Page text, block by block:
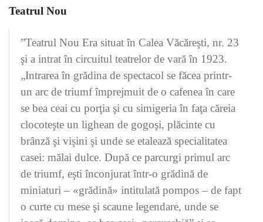
Teatrul Nou
”Teatrul Nou Era situat în Calea Văcăreşti, nr. 23
şi a intrat în circuitul teatrelor de vară în 1923.
„Intrarea în grădina de spectacol se făcea printr-
un arc de triumf împrejmuit de o cafenea în care
se bea ceai cu porţia şi cu simigeria în faţa căreia
clocoteşte un lighean de gogoşi, plăcinte cu
brânză şi vişini şi unde se etalează specialitatea
casei: mălai dulce. După ce parcurgi primul arc
de triumf, eşti înconjurat într-o grădină de
miniaturi – «grădină» intitulată pompos – de fapt
o curte cu mese şi scaune legendare, unde se